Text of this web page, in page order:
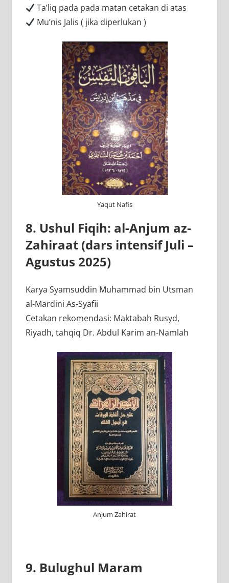
Ta’liq pada pada matan cetakan di atas
Mu’nis Jalis ( jika diperlukan )
Yaqut Nafis
8. Ushul Fiqih: al-Anjum az-
Zahiraat (dars intensif Juli –
Agustus 2025)
Karya Syamsuddin Muhammad bin Utsman
al-Mardini As-Syafii
Cetakan rekomendasi: Maktabah Rusyd,
Riyadh, tahqiq Dr. Abdul Karim an-Namlah
Anjum Zahirat
9. Bulughul Maram